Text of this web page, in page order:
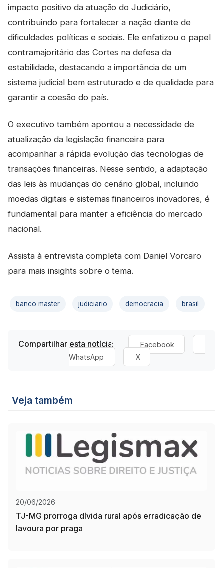
impacto positivo da atuação do Judiciário,
contribuindo para fortalecer a nação diante de
dificuldades políticas e sociais. Ele enfatizou o papel
contramajoritário das Cortes na defesa da
estabilidade, destacando a importância de um
sistema judicial bem estruturado e de qualidade para
garantir a coesão do país.
O executivo também apontou a necessidade de
atualização da legislação financeira para
acompanhar a rápida evolução das tecnologias de
transações financeiras. Nesse sentido, a adaptação
das leis às mudanças do cenário global, incluindo
moedas digitais e sistemas financeiros inovadores, é
fundamental para manter a eficiência do mercado
nacional.
Assista à entrevista completa com Daniel Vorcaro
para mais insights sobre o tema.
banco master judiciario democracia brasil
Compartilhar esta notícia:
Facebook
WhatsApp
X
Veja também
20/06/2026
TJ-MG prorroga dívida rural após erradicação de
lavoura por praga